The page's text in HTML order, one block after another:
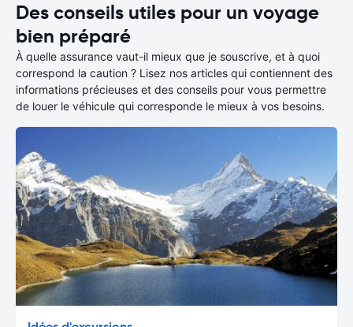
Des conseils utiles pour un voyage
bien préparé
À quelle assurance vaut-il mieux que je souscrive, et à quoi
correspond la caution ? Lisez nos articles qui contiennent des
informations précieuses et des conseils pour vous permettre
de louer le véhicule qui corresponde le mieux à vos besoins.